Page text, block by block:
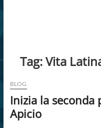
Tag:Vita
BLOG
Inizia la
Apicio